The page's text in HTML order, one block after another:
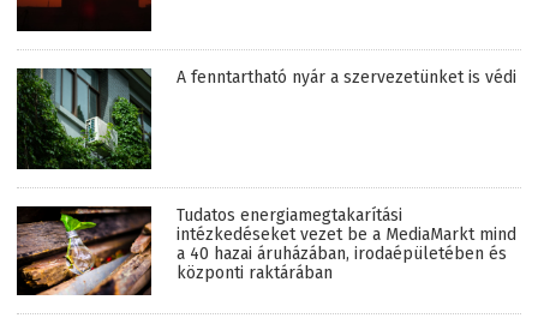
A fenntartható nyár a szervezetünket is védi
Tudatos energiamegtakarítási
intézkedéseket vezet be a MediaMarkt mind
a 40 hazai áruházában, irodaépületében és
központi raktárában